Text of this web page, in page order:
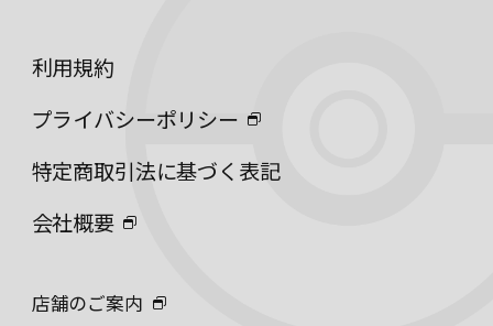
利用規約
プライバシーポリシー
特定商取引法に基づく表記
会社概要
店舗のご案内